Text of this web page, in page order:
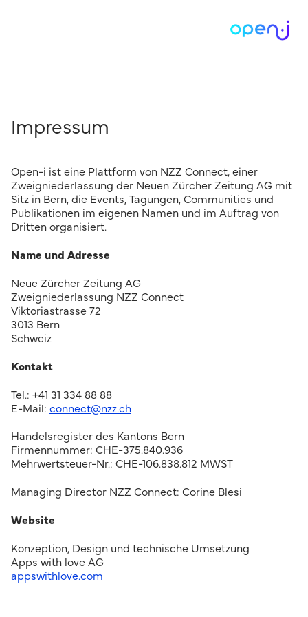
Impressum
Open-i ist eine Plattform von NZZ Connect, einer
Zweigniederlassung der Neuen Zürcher Zeitung AG mit
Sitz in Bern, die Events, Tagungen, Communities und
Publikationen im eigenen Namen und im Auftrag von
Dritten organisiert.
Name und Adresse
Neue Zürcher Zeitung AG
Zweigniederlassung NZZ Connect
Viktoriastrasse 72
3013 Bern
Schweiz
Kontakt
Tel.: +41 31 334 88 88
E-Mail: connect@nzz.ch
Handelsregister des Kantons Bern
Firmennummer: CHE-375.840.936
Mehrwertsteuer-Nr.: CHE-106.838.812 MWST
Managing Director NZZ Connect: Corine Blesi
Website
Konzeption, Design und technische Umsetzung
Apps with love AG
appswithlove.com